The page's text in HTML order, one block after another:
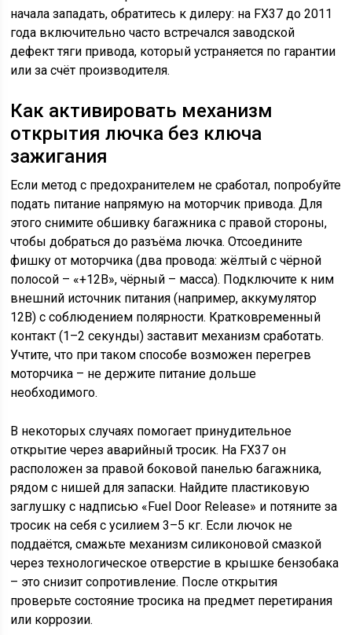
начала западать, обратитесь к дилеру: на FX37 до 2011
года включительно часто встречался заводской
дефект тяги привода, который устраняется по гарантии
или за счёт производителя.
Как активировать механизм
открытия лючка без ключа
зажигания
Если метод с предохранителем не сработал, попробуйте
подать питание напрямую на моторчик привода. Для
этого снимите обшивку багажника с правой стороны,
чтобы добраться до разъёма лючка. Отсоедините
фишку от моторчика (два провода: жёлтый с чёрной
полосой – «+12В», чёрный – масса). Подключите к ним
внешний источник питания (например, аккумулятор
12В) с соблюдением полярности. Кратковременный
контакт (1–2 секунды) заставит механизм сработать.
Учтите, что при таком способе возможен перегрев
моторчика – не держите питание дольше
необходимого.
В некоторых случаях помогает принудительное
открытие через аварийный тросик. На FX37 он
расположен за правой боковой панелью багажника,
рядом с нишей для запаски. Найдите пластиковую
заглушку с надписью «Fuel Door Release» и потяните за
тросик на себя с усилием 3–5 кг. Если лючок не
поддаётся, смажьте механизм силиконовой смазкой
через технологическое отверстие в крышке бензобака
– это снизит сопротивление. После открытия
проверьте состояние тросика на предмет перетирания
или коррозии.